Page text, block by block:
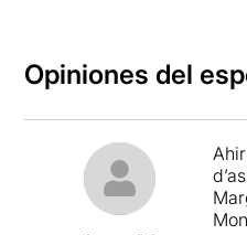
Opiniones del